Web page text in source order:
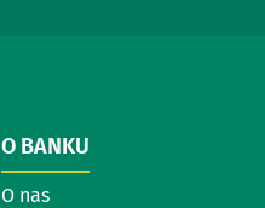
O BANKU
O nas